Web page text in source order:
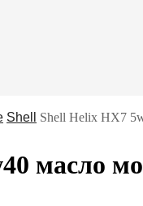
Shell Shell Helix HX7
масло